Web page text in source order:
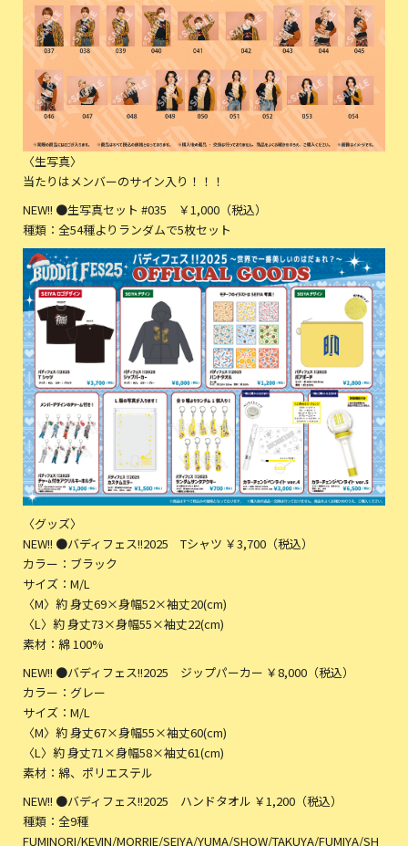
〈生写真〉
当たりはメンバーのサイン入り！！！
NEW!! ●生写真セット #035 ￥1,000（税込）
種類：全54種よりランダムで5枚セット
〈グッズ〉
NEW!! ●バディフェス!!2025 Tシャツ ￥3,700（税込）
カラー：ブラック
サイズ：M/L
〈M〉約 身丈69×身幅52×袖丈20(cm)
〈L〉約 身丈73×身幅55×袖丈22(cm)
素材：綿 100%
NEW!! ●バディフェス!!2025 ジップパーカー ￥8,000（税込）
カラー：グレー
サイズ：M/L
〈M〉約 身丈67×身幅55×袖丈60(cm)
〈L〉約 身丈71×身幅58×袖丈61(cm)
素材：綿、ポリエステル
NEW!! ●バディフェス!!2025 ハンドタオル ￥1,200（税込）
種類：全9種
FUMINORI/KEVIN/MORRIE/SEIYA/YUMA/SHOW/TAKUYA/FUMIYA/SH